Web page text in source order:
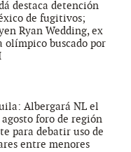
destaca detención
de fugitivos;
Ryan Wedding, ex
olímpico buscado por
Albergará NL el
agosto foro de región
para debatir uso de
entre menores